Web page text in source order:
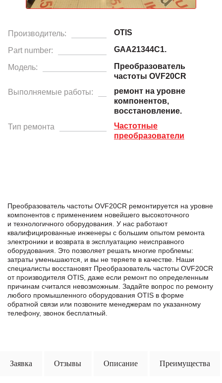
Производитель: OTIS
Part number: GAA21344C1.
Модель:
Преобразователь
частоты OVF20CR
Выполняемые работы:
ремонт на уровне
компонентов,
восстановление.
Тип ремонта
Частотные
преобразователи
Преобразователь частоты OVF20CR ремонтируется на уровне
компонентов с применением новейшего высокоточного
и технологичного оборудования. У нас работают
квалифицированные инженеры с большим опытом ремонта
электроники и возврата в эксплуатацию неисправного
оборудования. Это позволяет решать многие проблемы:
затраты уменьшаются, и вы не теряете в качестве. Наши
специалисты восстановят Преобразователь частоты OVF20CR
от производителя OTIS, даже если ремонт по определенным
причинам считался невозможным. Задайте вопрос по ремонту
любого промышленного оборудования OTIS в формe
обратной связи или позвоните менеджерам по указанному
телефону, звонок бесплатный.
Заявка Отзывы Описание Преимущества